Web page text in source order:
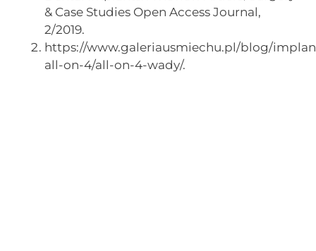
& Case Studies Open Access Journal,
2/2019.
https://www.galeriausmiechu.pl/blog/
all-on-4/all-on-4-wady/.